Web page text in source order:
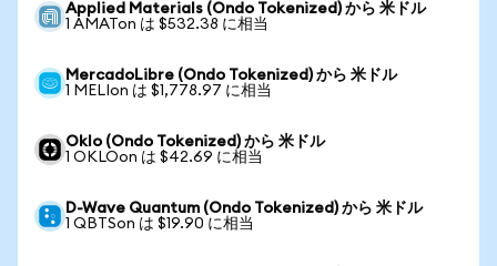
Applied Materials (Ondo Tokenized) から 米ドル
1 AMATon は $532.38 に相当
MercadoLibre (Ondo Tokenized) から 米ドル
1 MELIon は $1,778.97 に相当
Oklo (Ondo Tokenized) から 米ドル
1 OKLOon は $42.69 に相当
D-Wave Quantum (Ondo Tokenized) から 米ドル
1 QBTSon は $19.90 に相当